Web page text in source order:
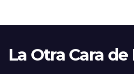
La Otra Cara